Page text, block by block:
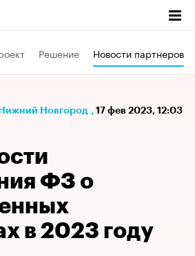
Решение Новости партнеров
Нижний Новгород , 17 фев 2023, 12:03
ФЗ о
в 2023 году